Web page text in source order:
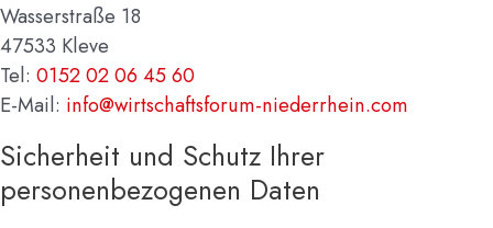
Wasserstraße 18
47533 Kleve
Tel: 0152 02 06 45 60
E-Mail: info@wirtschaftsforum-niederrhein.com
Sicherheit und Schutz Ihrer
personenbezogenen Daten